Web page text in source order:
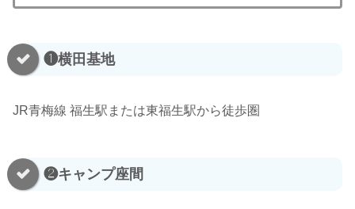
❶横田基地
JR青梅線 福生駅または東福生駅から徒歩圏
❷キャンプ座間